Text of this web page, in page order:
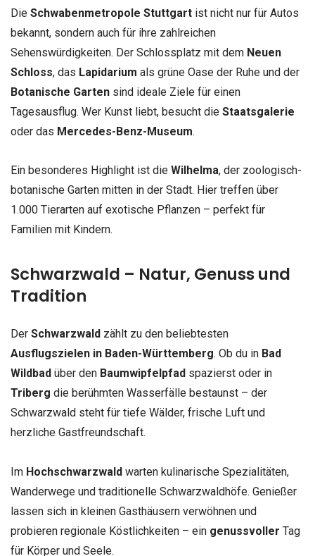
Die Schwabenmetropole Stuttgart ist nicht nur für Autos
bekannt, sondern auch für ihre zahlreichen
Sehenswürdigkeiten. Der Schlossplatz mit dem Neuen
Schloss, das Lapidarium als grüne Oase der Ruhe und der
Botanische Garten sind ideale Ziele für einen
Tagesausflug. Wer Kunst liebt, besucht die Staatsgalerie
oder das Mercedes-Benz-Museum.
Ein besonderes Highlight ist die Wilhelma, der zoologisch-
botanische Garten mitten in der Stadt. Hier treffen über
1.000 Tierarten auf exotische Pflanzen – perfekt für
Familien mit Kindern.
Schwarzwald – Natur, Genuss und
Tradition
Der Schwarzwald zählt zu den beliebtesten
Ausflugszielen in Baden-Württemberg. Ob du in Bad
Wildbad über den Baumwipfelpfad spazierst oder in
Triberg die berühmten Wasserfälle bestaunst – der
Schwarzwald steht für tiefe Wälder, frische Luft und
herzliche Gastfreundschaft.
Im Hochschwarzwald warten kulinarische Spezialitäten,
Wanderwege und traditionelle Schwarzwaldhöfe. Genießer
lassen sich in kleinen Gasthäusern verwöhnen und
probieren regionale Köstlichkeiten – ein genussvoller Tag
für Körper und Seele.